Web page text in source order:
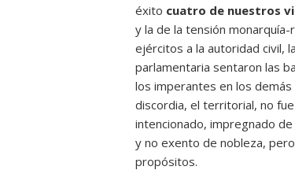
éxito cuatro de nuestros
y la de la tensión
ejércitos a la autoridad civil,
parlamentaria sentaron las
los imperantes en los
discordia, el territorial, no
intencionado, impregnado
y no exento de nobleza,
propósitos.